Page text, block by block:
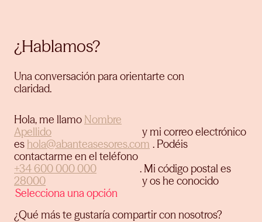
¿Hablamos?
Una conversación para orientarte con
claridad.
Hola, me llamo
y mi correo electrónico
es
. Podéis
contactarme en el teléfono
. Mi código postal es
y os he conocido
¿Qué más te gustaría compartir con nosotros?